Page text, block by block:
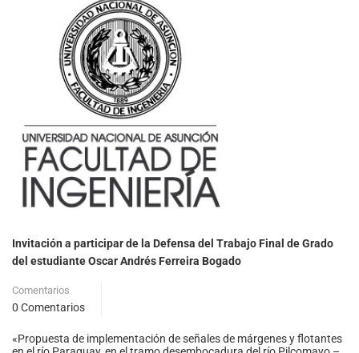
Invitación a participar de la Defensa del Trabajo Final de Grado
del estudiante Oscar Andrés Ferreira Bogado
Comentarios
0 Comentarios
«Propuesta de implementación de señales de márgenes y flotantes